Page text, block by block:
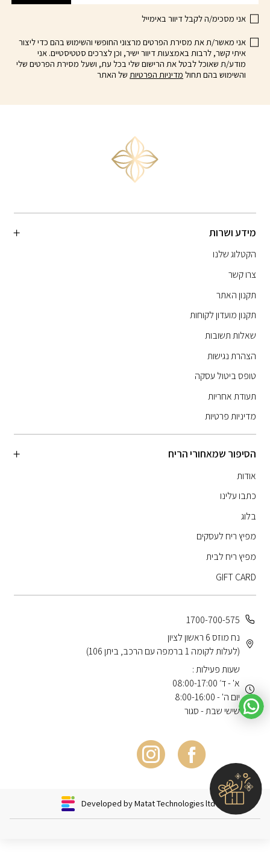
בעמוד
המוצר
אני מסכימ/ה לקבל דיוור באימייל
אני מאשר/ת את מסירת הפרטים מרצוני החופשי והשימוש בהם כדי ליצור
איתי קשר, לרבות באמצעות דיוור ישיר, וכן לצרכים סטטיסטיים. אני
מודע/ת שאוכל לבטל את הרישום שלי בכל עת, ושעל מסירת הפרטים שלי
והשימוש בהם תחול מדיניות הפרטיותשל האתר
מידע ושרות
הקטלוג שלנו
צרו קשר
תקנון האתר
תקנון מועדון לקוחות
שאלות תשובות
הצהרת נגישות
טופס ביטול עסקה
תעודת אחריות
מדיניות פרטיות
הסיפור שמאחורי הריח
אודות
כתבו עלינו
בלוג
מפיץ ריח לעסקים
מפיץ ריח לבית
GIFT CARD
1700-700-575
נח מוזס 6 ראשון לציון
(לעלות לקומה 1 ברמפה עם הרכב, ביתן 106)
שעות פעילות :
א' - ד׳ 08:00-17:00
יום ה' - 8:00-16:00
שישי שבת - סגור
Developed by Matat Technologies ltd